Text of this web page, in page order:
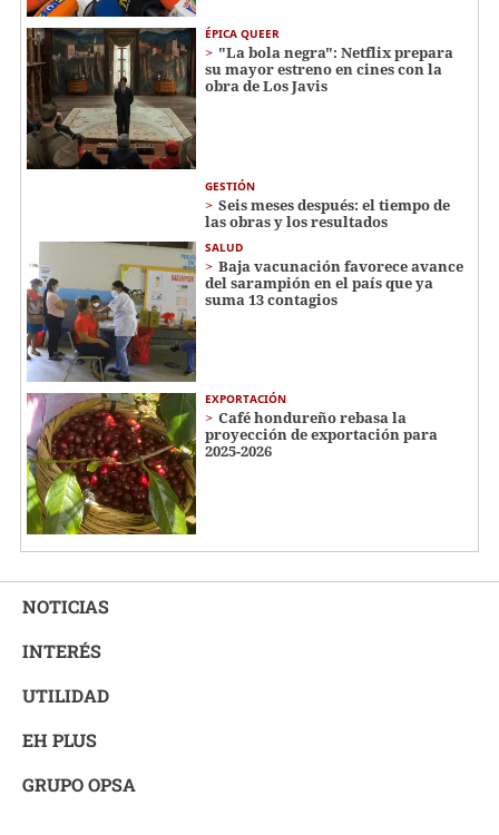
ÉPICA QUEER
"La bola negra": Netflix prepara
su mayor estreno en cines con la
obra de Los Javis
GESTIÓN
Seis meses después: el tiempo de
las obras y los resultados
SALUD
Baja vacunación favorece avance
del sarampión en el país que ya
suma 13 contagios
EXPORTACIÓN
Café hondureño rebasa la
proyección de exportación para
2025-2026
NOTICIAS
INTERÉS
UTILIDAD
EH PLUS
GRUPO OPSA